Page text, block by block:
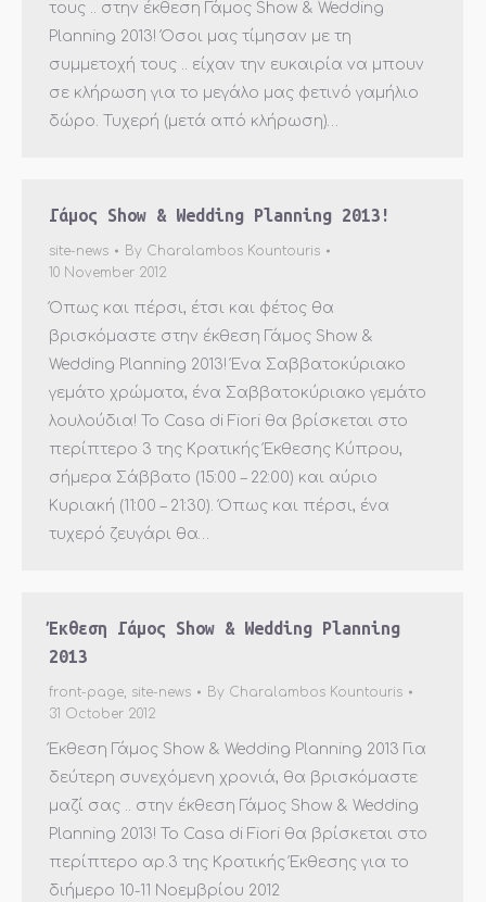
τους .. στην έκθεση Γάμος Show & Wedding
Planning 2013! Όσοι μας τίμησαν με τη
συμμετοχή τους .. είχαν την ευκαιρία να μπουν
σε κλήρωση για το μεγάλο μας φετινό γαμήλιο
δώρο. Τυχερή (μετά από κλήρωση)…
Γάμος Show & Wedding Planning 2013!
site-news By Charalambos Kountouris
10 November 2012
Όπως και πέρσι, έτσι και φέτος θα
βρισκόμαστε στην έκθεση Γάμος Show &
Wedding Planning 2013! Ένα Σαββατοκύριακο
γεμάτο χρώματα, ένα Σαββατοκύριακο γεμάτο
λουλούδια! Το Casa di Fiori θα βρίσκεται στο
περίπτερο 3 της Κρατικής Έκθεσης Κύπρου,
σήμερα Σάββατο (15:00 – 22:00) και αύριο
Κυριακή (11:00 – 21:30). Όπως και πέρσι, ένα
τυχερό ζευγάρι θα…
Έκθεση Γάμος Show & Wedding Planning
2013
front-page, site-news By Charalambos Kountouris
31 October 2012
Έκθεση Γάμος Show & Wedding Planning 2013 Για
δεύτερη συνεχόμενη χρονιά, θα βρισκόμαστε
μαζί σας .. στην έκθεση Γάμος Show & Wedding
Planning 2013! Το Casa di Fiori θα βρίσκεται στο
περίπτερο αρ.3 της Κρατικής Έκθεσης για το
διήμερο 10-11 Νοεμβρίου 2012